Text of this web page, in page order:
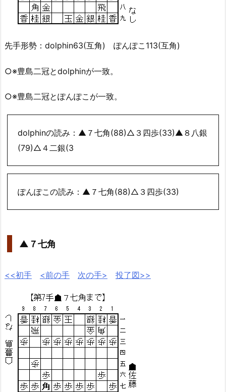
先手形勢：dolphin63(互角) ぽんぽこ113(互角)
○※豊島二冠とdolphinが一致。
○※豊島二冠とぽんぽこが一致。
dolphinの読み：▲７七角(88)△３四歩(33)▲８八銀
(79)△４二銀(3
ぽんぽこの読み：▲７七角(88)△３四歩(33)
▲７七角
<<初手 <前の手 次の手> 投了図>>